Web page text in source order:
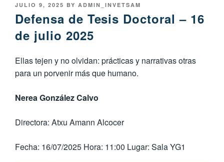
POSTED
ON
JULIO 9, 2025 BY ADMIN_INVETSAM
Defensa de Tesis Doctoral – 16
de julio 2025
Ellas tejen y no olvidan: prácticas y narrativas otras
para un porvenir más que humano.
Nerea González Calvo
Directora: Atxu Amann Alcocer
Fecha: 16/07/2025 Hora: 11:00 Lugar: Sala YG1